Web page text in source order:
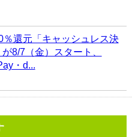
％還元「キャッシュレス決
8/7（金）スタート、
・d...